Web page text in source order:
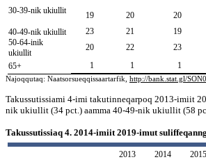
30-39-nik ukiullit
19 20 20
40-49-nik ukiullit
23 21 19
50-64-inik
ukiullit
20 22 23
65+
1 1 1
Najoqqutaq: Naatsorsueqqissaartarfik, http://bank.stat.gl/
Takussutissiami 4-imi takutinneqarpoq 2013-imiit
nik ukiullit (34 pct.) aamma 40-49-nik ukiullit (58
Takussutissiaq 4. 2014-imiit 2019-imut
2013 2014 2015